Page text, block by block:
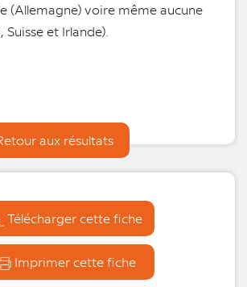
(Allemagne) voire même aucune
et Irlande).
aux résultats
Télécharger cette fiche
Imprimer cette fiche